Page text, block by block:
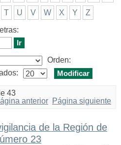
T U V W X Y Z
Orden:
43
anterior Página siguiente
de la Región de
23